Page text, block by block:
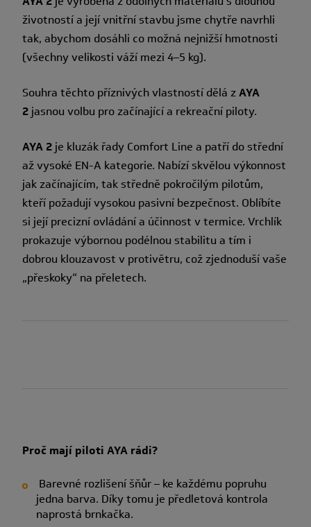
životností a její vnitřní stavbu jsme chytře navrhli
tak, abychom dosáhli co možná nejnižší hmotnosti
(všechny velikosti váží mezi 4–5 kg).
Souhra těchto příznivých vlastností dělá zAYA
2 jasnou volbu pro začínající a rekreační piloty.
AYA 2 je kluzák řady Comfort Line a patří do střední
až vysoké EN-A kategorie. Nabízí skvělou výkonnost
jak začínajícím, tak středně pokročilým pilotům,
kteří požadují vysokou pasivní bezpečnost. Oblíbíte
si její precizní ovládání a účinnost v termice. Vrchlík
prokazuje výbornou podélnou stabilitu a tím i
dobrou klouzavost v protivětru, což zjednoduší vaše
„přeskoky“ na přeletech.
Proč mají piloti AYA rádi?
Barevné rozlišení šňůr – ke každému popruhu
jedna barva. Díky tomu je předletová kontrola
naprostá brnkačka.